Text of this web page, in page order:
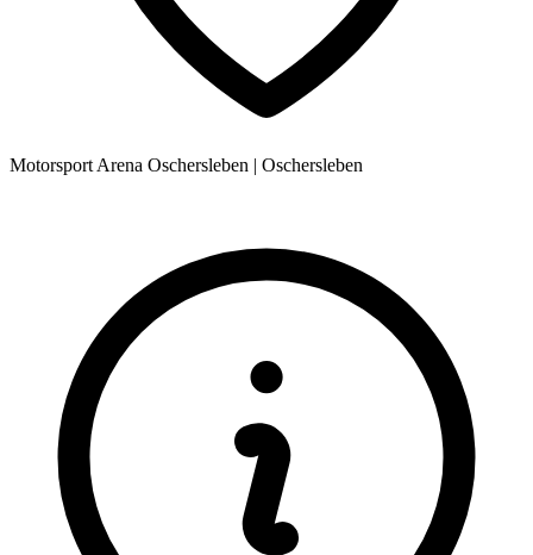
Motorsport Arena Oschersleben | Oschersleben